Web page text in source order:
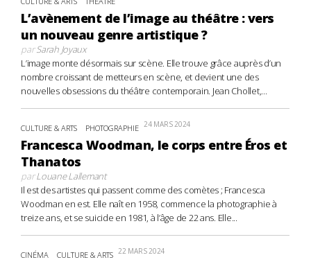
L’avènement de l’image au théâtre : vers
un nouveau genre artistique ?
parSarah Joyaux
L’image monte désormais sur scène. Elle trouve grâce auprès d’un
nombre croissant de metteurs en scène, et devient une des
nouvelles obsessions du théâtre contemporain. Jean Chollet,...
CULTURE & ARTS PHOTOGRAPHIE 24 MARS 2024
Francesca Woodman, le corps entre Éros et
Thanatos
parLouane Lallemant
Il est des artistes qui passent comme des comètes ; Francesca
Woodman en est. Elle naît en 1958, commence la photographie à
treize ans, et se suicide en 1981, à l’âge de 22 ans. Elle...
CINÉMA CULTURE & ARTS 22 MARS 2024